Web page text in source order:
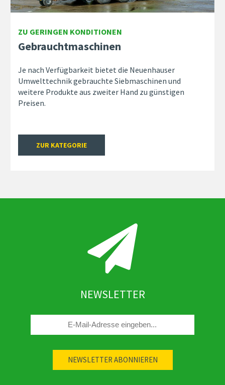
ZU GERINGEN KONDITIONEN
Gebrauchtmaschinen
Je nach Verfügbarkeit bietet die Neuenhauser
Umwelttechnik gebrauchte Siebmaschinen und
weitere Produkte aus zweiter Hand zu günstigen
Preisen.
ZUR KATEGORIE
NEWSLETTER